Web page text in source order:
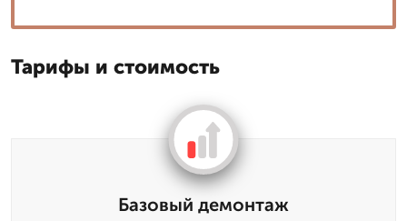
Тарифы и стоимость
Базовый демонтаж